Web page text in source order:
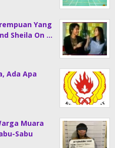
Yang
Sheila On …
Ada Apa
Muara
Sabu